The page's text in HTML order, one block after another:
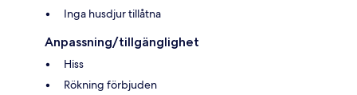
Inga husdjur tillåtna
Anpassning/tillgänglighet
Hiss
Rökning förbjuden